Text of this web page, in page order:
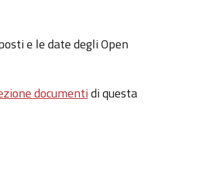
e le date degli Open
documentidi questa